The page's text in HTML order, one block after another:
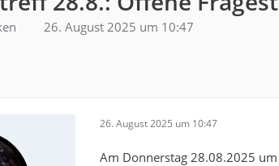
26. August 2025 um 10:47
26. August 2025 um 10:47
Am Donnerstag 28.08.2025